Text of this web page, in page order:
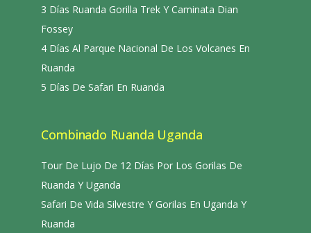
3 Días Ruanda Gorilla Trek Y Caminata Dian
Fossey
4 Días Al Parque Nacional De Los Volcanes En
Ruanda
5 Días De Safari En Ruanda
Combinado Ruanda Uganda
Tour De Lujo De 12 Días Por Los Gorilas De
Ruanda Y Uganda
Safari De Vida Silvestre Y Gorilas En Uganda Y
Ruanda